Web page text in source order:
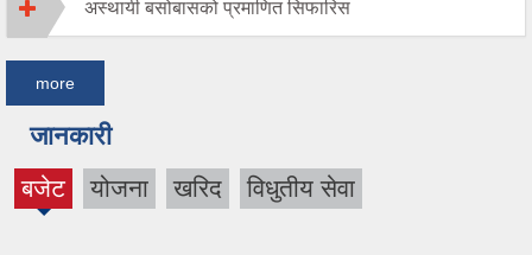
अस्थायी बसोबासको प्रमाणित सिफारिस
more
जानकारी
बजेट
(active
योजना खरिद विधुतीय सेवा